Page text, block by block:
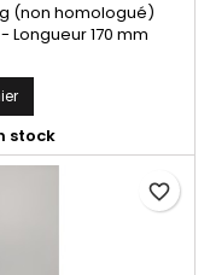
(non homologué)
Longueur 170 mm
stock
favorite_border